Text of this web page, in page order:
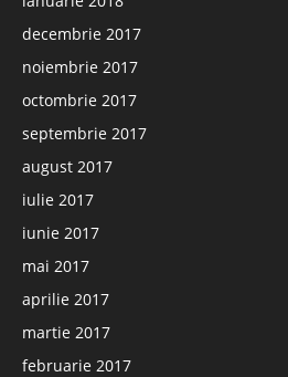
decembrie 2017
noiembrie 2017
octombrie 2017
septembrie 2017
august 2017
iulie 2017
iunie 2017
mai 2017
aprilie 2017
martie 2017
februarie 2017